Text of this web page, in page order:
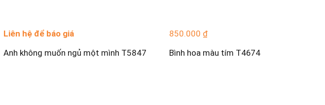
Liên hệ để báo giá
Anh không muốn ngủ một mình T5847
850.000 ₫
Bình hoa màu tím T4674